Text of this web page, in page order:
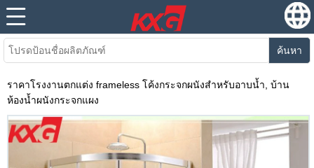
ค้นหา
ราคาโรงงานตกแต่ง frameless โค้งกระจกผนังสำหรับอาบน้ำ, บ้าน
ห้องน้ำผนังกระจกแผง